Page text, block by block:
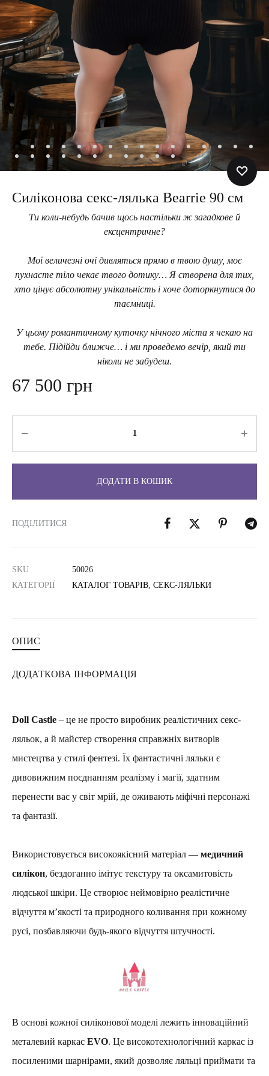
Силіконова секс-лялька Bearrie 90 см
Ти коли-небудь бачив щось настільки ж загадкове й
ексцентричне?
Мої величезні очі дивляться прямо в твою душу, моє
пухнасте тіло чекає твого дотику… Я створена для тих,
хто цінує абсолютну унікальність і хоче доторкнутися до
таємниці.
У цьому романтичному куточку нічного міста я чекаю на
тебе. Підійди ближче… і ми проведемо вечір, який ти
ніколи не забудеш.
67 500 грн
ДОДАТИ В КОШИК
ПОДІЛИТИСЯ
SKU
50026
КАТЕГОРІЇ
КАТАЛОГ ТОВАРІВ СЕКС-ЛЯЛЬКИ
ОПИС
ДОДАТКОВА ІНФОРМАЦІЯ
Doll Castle – це не просто виробник реалістичних секс-
ляльок, а й майстер створення справжніх витворів
мистецтва у стилі фентезі. Їх фантастичні ляльки є
дивовижним поєднанням реалізму і магії, здатним
перенести вас у світ мрій, де оживають міфічні персонажі
та фантазії.
Використовується високоякісний матеріал — медичний
силікон, бездоганно імітує текстуру та оксамитовість
людської шкіри. Це створює неймовірно реалістичне
відчуття м’якості та природного коливання при кожному
русі, позбавляючи будь-якого відчуття штучності.
В основі кожної силіконової моделі лежить інноваційний
металевий каркас EVO. Це високотехнологічний каркас із
посиленими шарнірами, який дозволяє ляльці приймати та